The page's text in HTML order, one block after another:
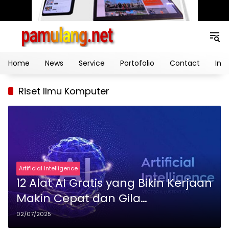
Home News Service Portofolio Contact
Riset Ilmu Komputer
Artificial Intelligence
12 Alat AI Gratis yang Bikin Kerjaan
Makin Cepat dan Gila
Produktifnya
02/07/2025